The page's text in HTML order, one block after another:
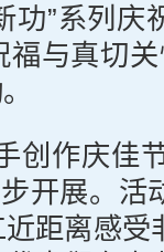
功”系列
与真切
创作庆佳
开展。活
距离感受